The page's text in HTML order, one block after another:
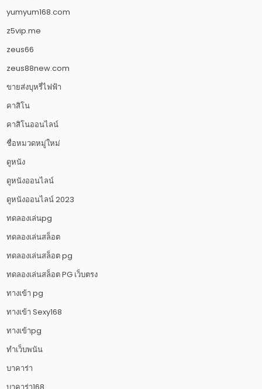
yumyum168.com
z5vip.me
zeus66
zeus88new.com
ขายส่งบุหรี่ไฟฟ้า
คาสิโน
คาสิโนออนไลน์
ชื่อหมวดหมู่ใหม่
ดูหนัง
ดูหนังออนไลน์
ดูหนังออนไลน์ 2023
ทดลองเล่นpg
ทดลองเล่นสล็อต
ทดลองเล่นสล็อต pg
ทดลองเล่นสล็อต PG เว็บตรง
ทางเข้า pg
ทางเข้า Sexy168
ทางเข้าpg
ทำเว็บพนัน
บาคาร่า